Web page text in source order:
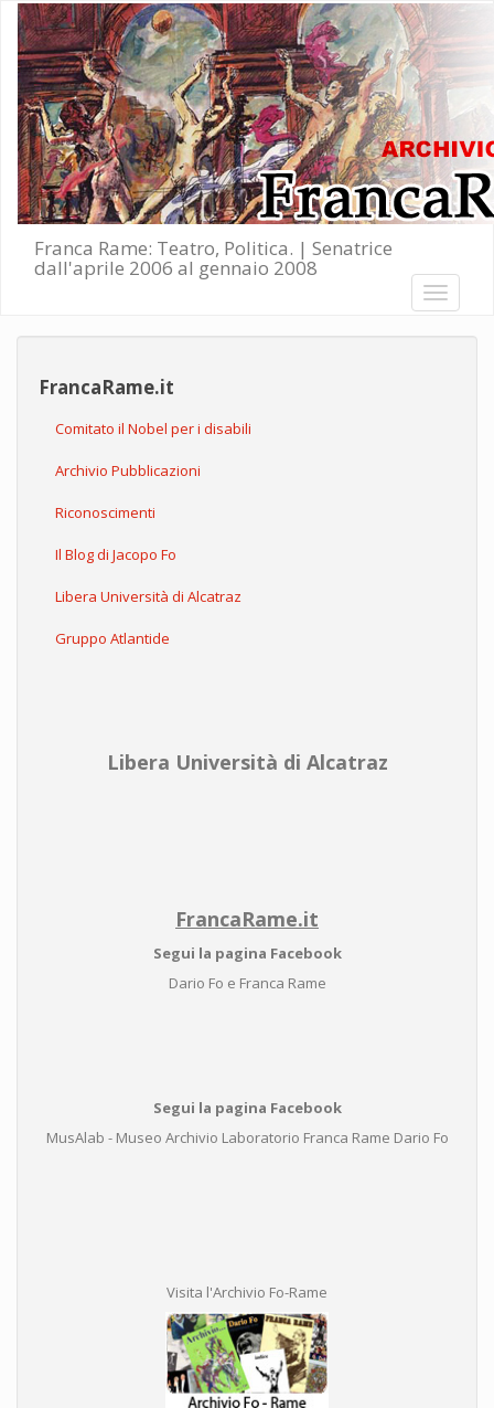
Salta al contenuto principale
Franca Rame: Teatro, Politica. | Senatrice
dall'aprile 2006 al gennaio 2008
Toggle
FrancaRame.it
Comitato il Nobel per i disabili
Archivio Pubblicazioni
Riconoscimenti
Il Blog di Jacopo Fo
Libera Università di Alcatraz
Gruppo Atlantide
Libera Università di Alcatraz
FrancaRame.it
Segui la pagina Facebook
Dario Fo e Franca Rame
Segui la pagina Facebook
MusAlab - Museo Archivio Laboratorio Franca Rame Dario Fo
Visita l'Archivio Fo-Rame